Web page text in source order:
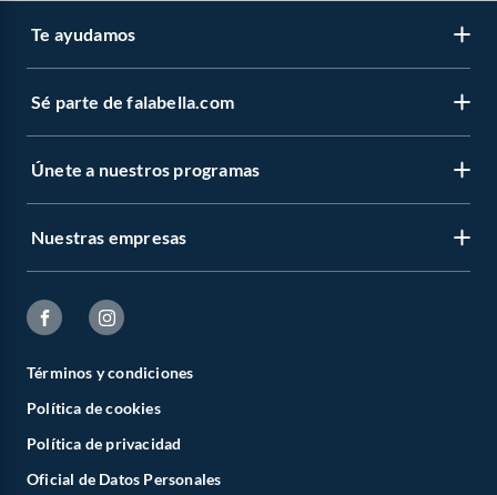
Te ayudamos
Sé parte de falabella.com
Únete a nuestros programas
Nuestras empresas
Términos y condiciones
Política de cookies
Política de privacidad
Oficial de Datos Personales